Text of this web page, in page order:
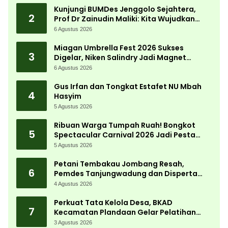
2
Kunjungi BUMDes Jenggolo Sejahtera,
Prof Dr Zainudin Maliki: Kita Wujudkan
Kemandirian Ekonomi dengan Potensi
6 Agustus 2026
3
Miagan Umbrella Fest 2026 Sukses
Digelar, Niken Salindry Jadi Magnet
Ribuan Pengunjung
6 Agustus 2026
4
Gus Irfan dan Tongkat Estafet NU Mbah
Hasyim
5 Agustus 2026
5
Ribuan Warga Tumpah Ruah! Bongkot
Spectacular Carnival 2026 Jadi Pesta
Kemerdekaan Terbesar di Peterongan
5 Agustus 2026
6
Petani Tembakau Jombang Resah,
Pemdes Tanjungwadung dan Disperta
Bergerak Cepat
4 Agustus 2026
7
Perkuat Tata Kelola Desa, BKAD
Kecamatan Plandaan Gelar Pelatihan
Aparatur Pemdes
3 Agustus 2026